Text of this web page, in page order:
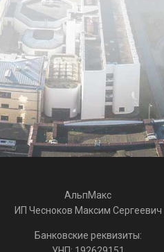
АльпМакс
ИП Чесноков Максим Сергеевич
Банковские реквизиты: